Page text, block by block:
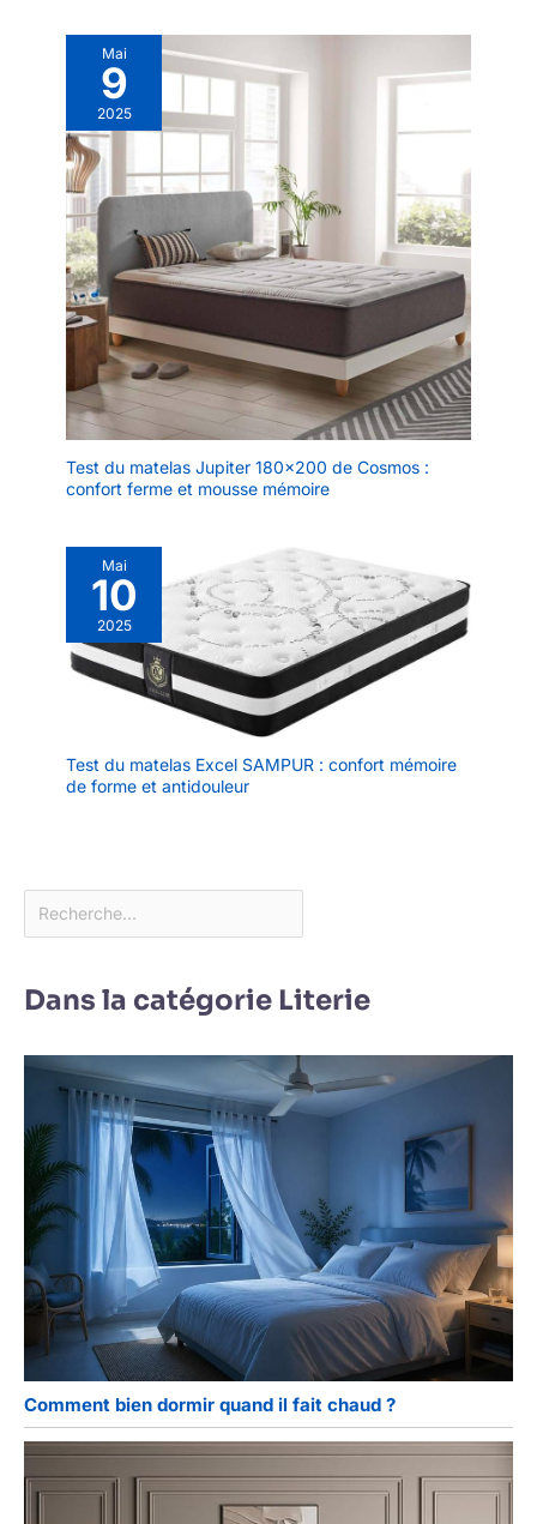
Mai
9
2025
Test du matelas Jupiter 180×200 de Cosmos :
confort ferme et mousse mémoire
Mai
10
2025
Test du matelas Excel SAMPUR : confort mémoire
de forme et antidouleur
Dans la catégorie Literie
Comment bien dormir quand il fait chaud ?